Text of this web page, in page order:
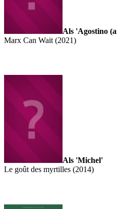
Als 'Agostino
Marx Can Wait (2021)
Als 'Michel'
Le goût des myrtilles (2014)